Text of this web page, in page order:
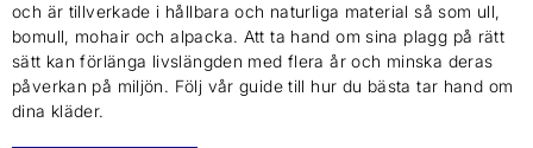
och är tillverkade i hållbara och naturliga material så som ull,
bomull, mohair och alpacka. Att ta hand om sina plagg på rätt
sätt kan förlänga livslängden med flera år och minska deras
påverkan på miljön. Följ vår guide till hur du bästa tar hand om
dina kläder.